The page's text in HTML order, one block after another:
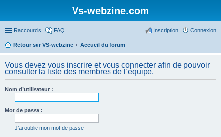
Vs-webzine.com
Raccourcis FAQ Connexion
Inscription
Retour sur VS-webzine Accueil du forum
Vous devez vous inscrire et vous connecter afin de pouvoir
consulter la liste des membres de l’équipe.
Nom d’utilisateur :
Mot de passe :
J’ai oublié mon mot de passe